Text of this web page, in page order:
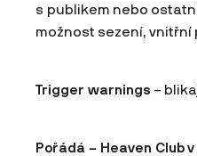
s publikem nebo
možnost sezení, vnitřní
Trigger warnings –
Pořádá – Heaven Clubv